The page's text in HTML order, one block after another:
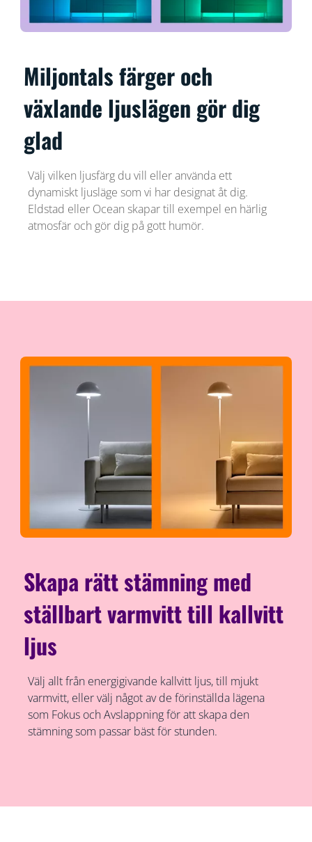
Miljontals färger och
växlande ljuslägen gör dig
glad
Välj vilken ljusfärg du vill eller använda ett
dynamiskt ljusläge som vi har designat åt dig.
Eldstad eller Ocean skapar till exempel en härlig
atmosfär och gör dig på gott humör.
Skapa rätt stämning med
ställbart varmvitt till kallvitt
ljus
Välj allt från energigivande kallvitt ljus, till mjukt
varmvitt, eller välj något av de förinställda lägena
som Fokus och Avslappning för att skapa den
stämning som passar bäst för stunden.